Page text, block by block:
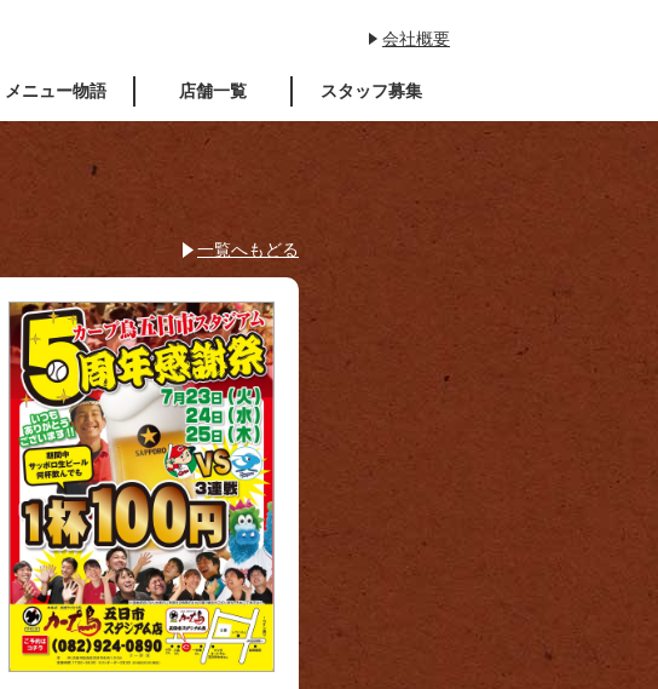
メニュー物語 店舗一覧 スタッフ募集
会社概要
一覧へもどる